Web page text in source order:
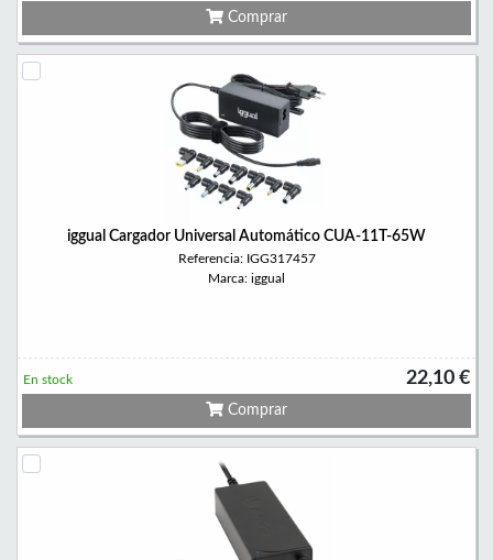
Comprar
iggual Cargador Universal Automático CUA-11T-65W
Referencia: IGG317457
Marca: iggual
22,10 €
En stock
Comprar